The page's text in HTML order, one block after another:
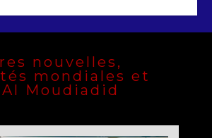
nouvelles,
mondiales et
Moudiadid